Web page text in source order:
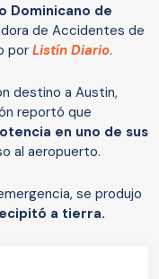
Dominicano de
de Accidentes de
por Listín Diario.
destino a Austin,
reportó que
en uno de sus
al aeropuerto.
se produjo
a tierra.